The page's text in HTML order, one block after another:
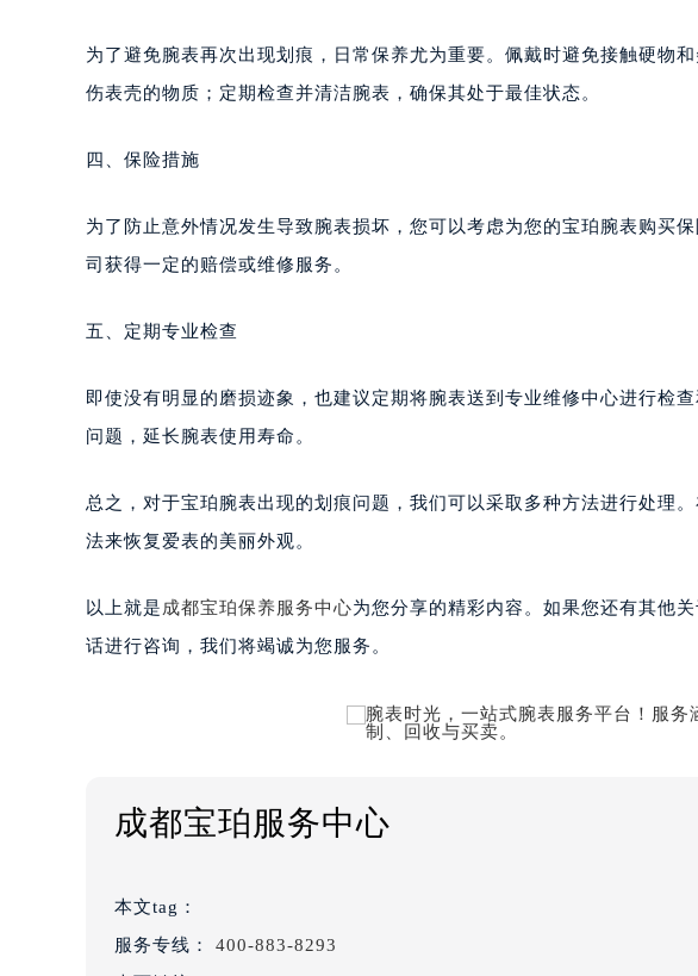
为了避免腕表再次出现划痕，日常保养尤为重要。佩戴时避免接触硬物
伤表壳的物质；定期检查并清洁腕表，确保其处于最佳状态。
四、保险措施
为了防止意外情况发生导致腕表损坏，您可以考虑为您的宝珀腕表购买
司获得一定的赔偿或维修服务。
五、定期专业检查
即使没有明显的磨损迹象，也建议定期将腕表送到专业维修中心进行检
问题，延长腕表使用寿命。
总之，对于宝珀腕表出现的划痕问题，我们可以采取多种方法进行处理
法来恢复爱表的美丽外观。
以上就是 成都宝珀保养服务中心为您分享的精彩内容。如果您还有其他
话进行咨询，我们将竭诚为您服务。
成都宝珀服务中心
本文tag：
服务专线：
400-883-8293